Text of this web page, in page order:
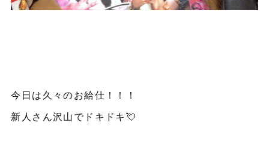
今日は久々のお給仕！！！
新人さん沢山でドキドキ💘